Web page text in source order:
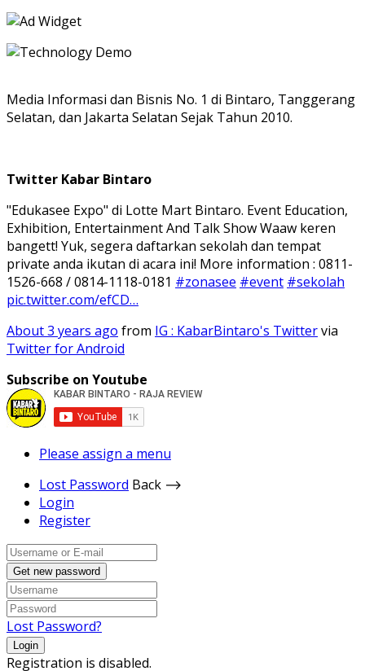
Media Informasi dan Bisnis No. 1 di Bintaro, Tanggerang
Selatan, dan Jakarta Selatan Sejak Tahun 2010.
Twitter Kabar Bintaro
"Edukasee Expo" di Lotte Mart Bintaro. Event Education,
Exhibition, Entertainment And Talk Show Waaw keren
bangett! Yuk, segera daftarkan sekolah dan tempat
private anda ikutan di acara ini! More information : 0811-
1526-668 / 0814-1118-0181 #zonasee #event #sekolah
pic.twitter.com/efCD…
About 3 years ago from IG : KabarBintaro's Twittervia
Twitter for Android
Subscribe on Youtube
Please assign a menu
Lost Password Back ⟶
Login
Register
Get new password
Lost Password?
Login
Registration is disabled.